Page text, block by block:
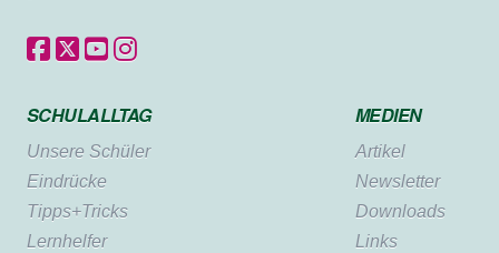
SCHULALLTAG
Unsere Schüler
Eindrücke
Tipps+Tricks
Lernhelfer
MEDIEN
Artikel
Newsletter
Downloads
Links